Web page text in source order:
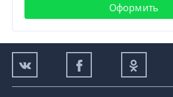
Оформить